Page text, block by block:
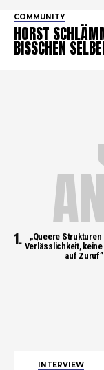
COMMUNITY
HORST
BISSCHEN
„Queere Strukturen
Verlässlichkeit,
auf Zuruf”
INTERVIEW